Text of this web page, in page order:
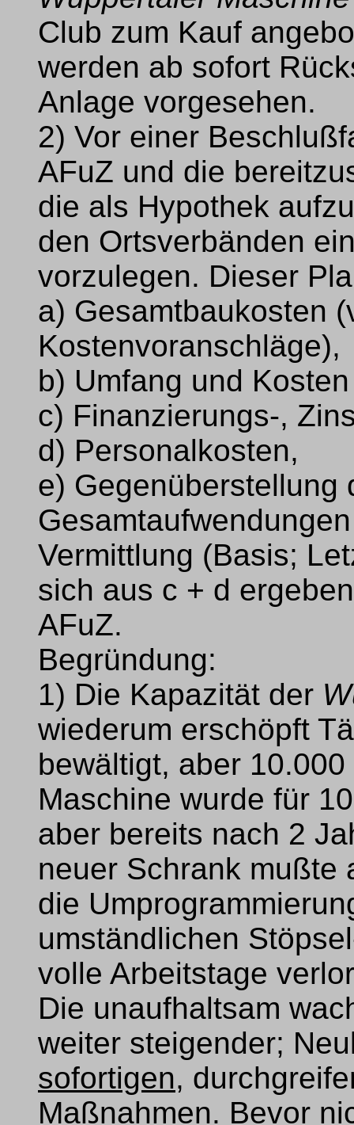
Club zum Kauf
werden ab sofort
Anlage vorgesehen.
2) Vor einer
AFuZ und die
die als Hypothek
den Ortsverbänden
vorzulegen. Dieser
a) Gesamtbaukosten
Kostenvoranschläge),
b) Umfang und
c) Finanzierungs-,
d) Personalkosten,
e) Gegenüberstellung
Vermittlung (Basis;
sich aus c + d
AFuZ.
Begründung:
1) Die Kapazität der
wiederum erschöpft
bewältigt, aber
Maschine wurde für
aber bereits nach 2
neuer Schrank mußte
die
umständlichen
volle Arbeitstage
Die unaufhaltsam
weiter steigender;
sofortigen,
Maßnahmen. Bevor